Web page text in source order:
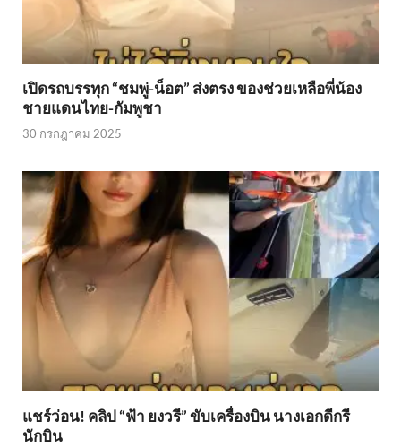
เปิดรถบรรทุก “ชมพู่-น็อต” ส่งตรง ของช่วยเหลือพี่น้อง
ชายแดนไทย-กัมพูชา
30 กรกฎาคม 2025
แชร์ว่อน! คลิป “ฟ้า ยงวรี” ขับเครื่องบิน นางเอกดีกรี
นักบิน